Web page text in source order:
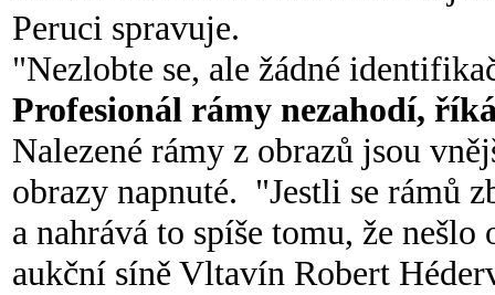
Peruci spravuje.
"Nezlobte se, ale žádné
Profesionál rámy nezahodí,
Nalezené rámy z obrazů jsou
obrazy napnuté. "Jestli se rámů
a nahrává to spíše tomu, že
aukční síně Vltavín Robert